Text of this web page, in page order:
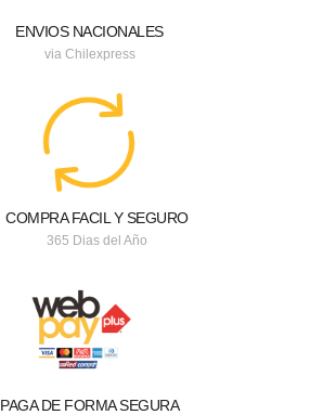
ENVIOS NACIONALES
via Chilexpress
COMPRA FACIL Y SEGURO
365 Dias del Año
PAGA DE FORMA SEGURA